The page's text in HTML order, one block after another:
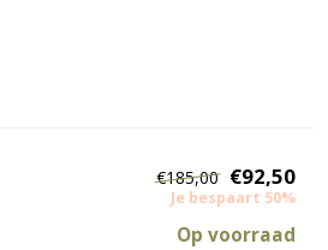
€185,00 €92,50
Je bespaart 50%
Op voorraad